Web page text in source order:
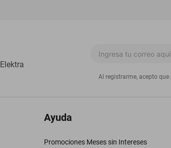
Elektra
Al registrarme, acepto
Ayuda
Promociones Meses sin Intereses